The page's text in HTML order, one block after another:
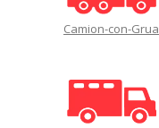
Camion-con-Grua